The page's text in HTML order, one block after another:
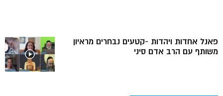
פאנל אחדות ויהדות -קטעים נבחרים מראיון
משותף עם הרב אדם סיני